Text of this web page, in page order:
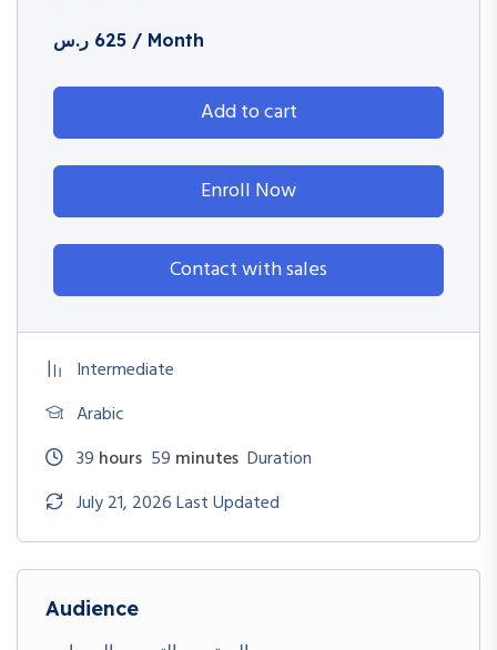
إعداد المخططات الأولية.
625 ر.س / Month
Add to cart
Enroll Now
Contact with sales
Intermediate
Arabic
39 hours 59 minutes Duration
July 21, 2026 Last Updated
Audience